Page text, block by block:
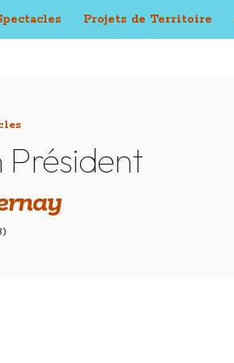
Projets de Territoire
Président